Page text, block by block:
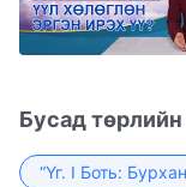
Бусад
“Үг. I Боть: